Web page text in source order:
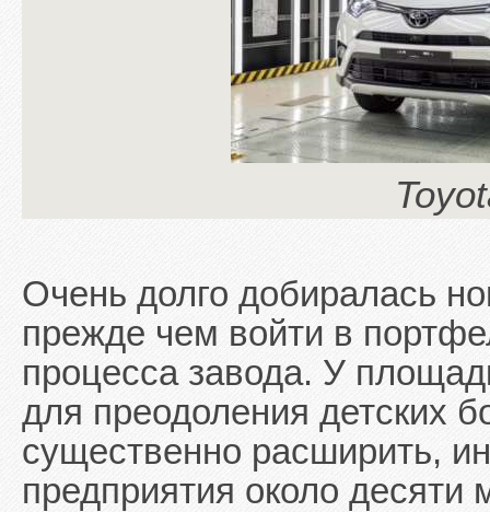
Очень долго добиралась
прежде чем войти в
процесса завода. У
для преодоления детских
существенно расширить,
предприятия около десяти